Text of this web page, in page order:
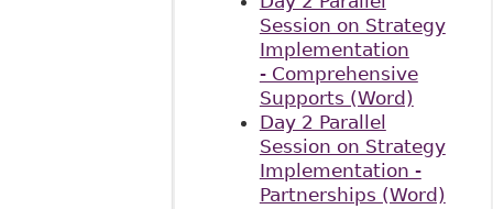
Session on Strategy
Implementation
- Comprehensive
Supports (Word)
Day 2 Parallel
Session on Strategy
Implementation -
Partnerships (Word)